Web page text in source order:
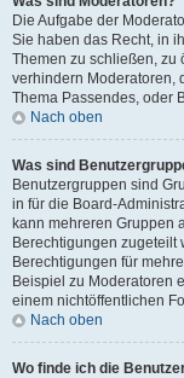
Die Aufgabe der
Sie haben das Recht, in
Themen zu schließen, zu
verhindern Moderatoren,
Thema Passendes, oder
Nach oben
Was sind
Benutzergruppen sind
in für die Board-
kann mehreren Gruppen
Berechtigungen zugeteilt
Berechtigungen für
Beispiel zu Moderatoren
einem nichtöffentlichen
Nach oben
Wo finde ich die